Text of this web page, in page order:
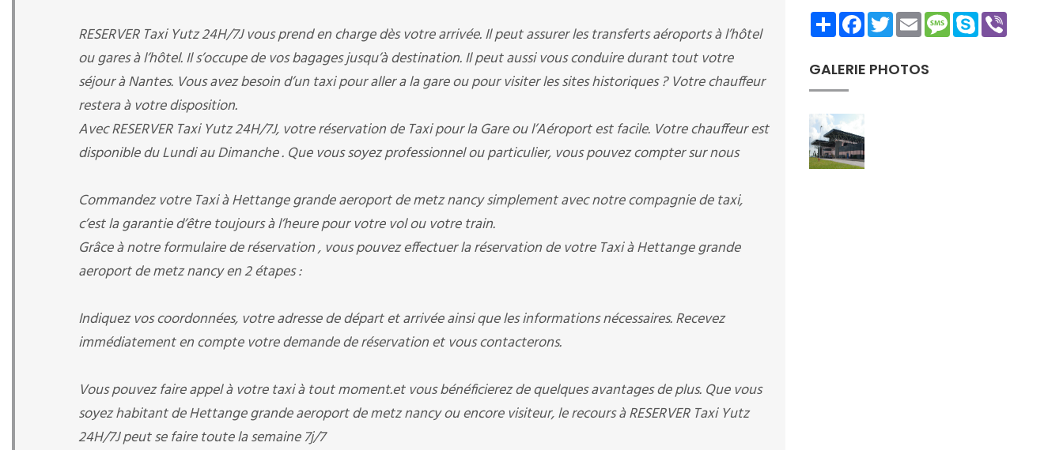
RESERVER Taxi Yutz 24H/7J vous prend en charge dès votre arrivée. Il peut assurer les transferts aéroports à l’hôtel
ou gares à l’hôtel. Il s’occupe de vos bagages jusqu’à destination. Il peut aussi vous conduire durant tout votre
séjour à Nantes. Vous avez besoin d’un taxi pour aller a la gare ou pour visiter les sites historiques ? Votre chauffeur
restera à votre disposition.
Avec RESERVER Taxi Yutz 24H/7J, votre réservation de Taxi pour la Gare ou l’Aéroport est facile. Votre chauffeur est
disponible du Lundi au Dimanche . Que vous soyez professionnel ou particulier, vous pouvez compter sur nous
Commandez votre Taxi à Hettange grande aeroport de metz nancy simplement avec notre compagnie de taxi,
c’est la garantie d’être toujours à l’heure pour votre vol ou votre train.
Grâce à notre formulaire de réservation , vous pouvez effectuer la réservation de votre Taxi à Hettange grande
aeroport de metz nancy en 2 étapes :
Indiquez vos coordonnées, votre adresse de départ et arrivée ainsi que les informations nécessaires. Recevez
immédiatement en compte votre demande de réservation et vous contacterons.
Vous pouvez faire appel à votre taxi à tout moment.et vous bénéficierez de quelques avantages de plus. Que vous
soyez habitant de Hettange grande aeroport de metz nancy ou encore visiteur, le recours à RESERVER Taxi Yutz
24H/7J peut se faire toute la semaine 7j/7
ShareFacebookTwitterEmailMessage
Skype
GALERIE PHOTOS